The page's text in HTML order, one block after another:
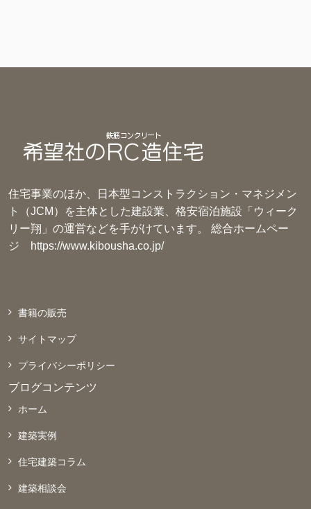
住宅事業のほか、日本型コンストラクション・マネジメン
ト（JCM）を主体とした建設業、格安宿泊施設「ウィーク
リー翔」の運営などを手がけています。 総合ホームペー
ジ
https://www.kibousha.co.jp/
書籍の販売
サイトマップ
プライバシーポリシー
ブログコンテンツ
ホーム
建築実例
住宅建築コラム
建築相談会